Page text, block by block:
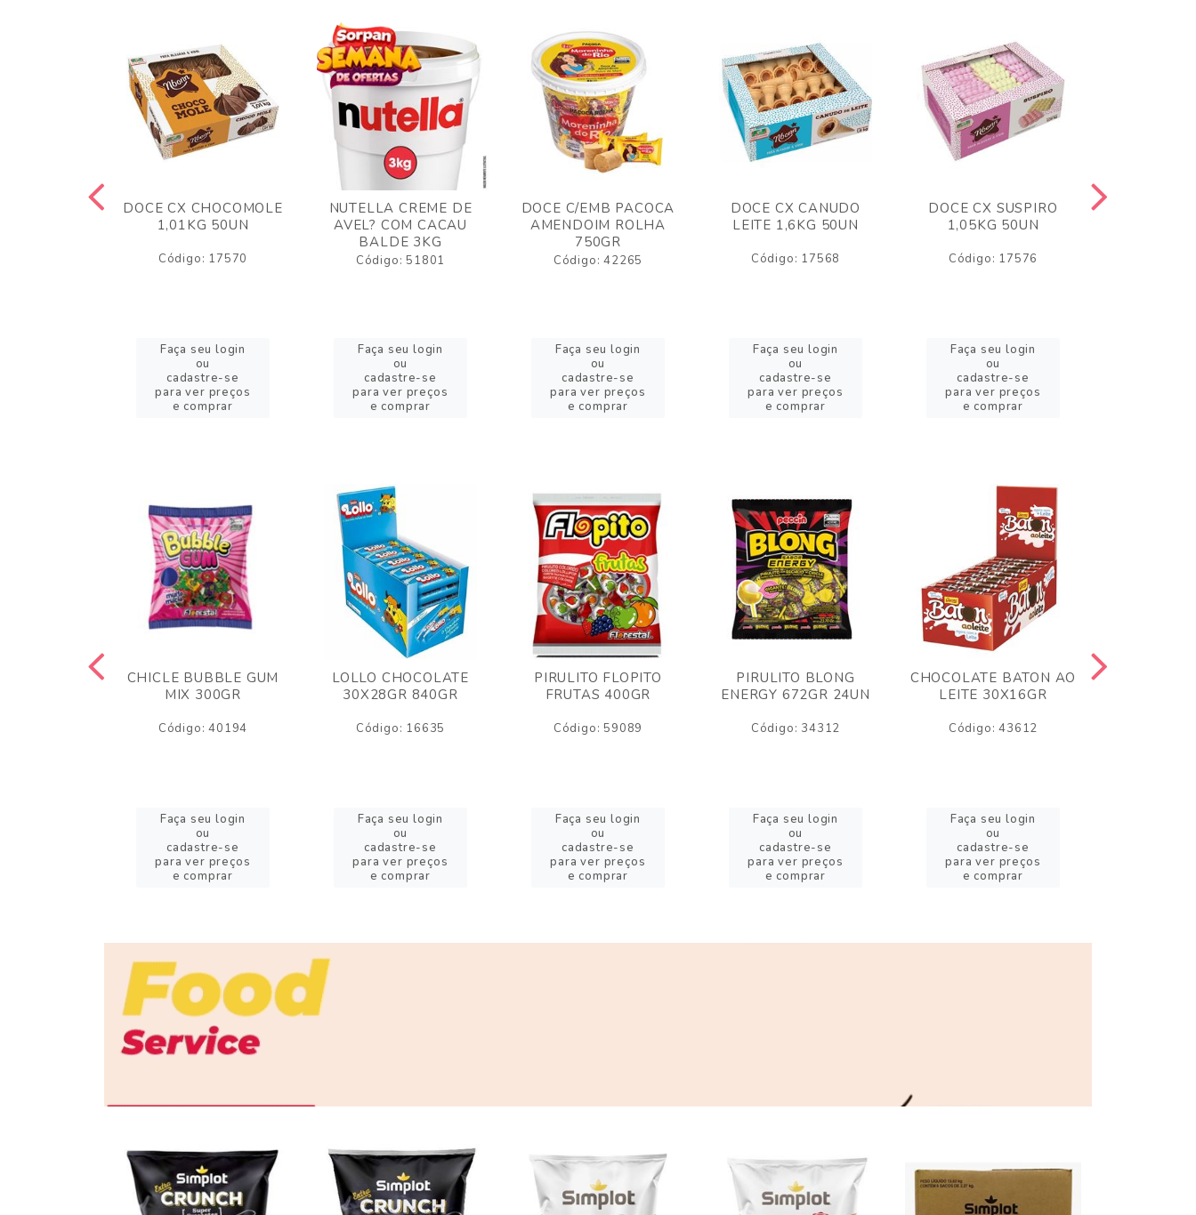
DOCE CX CHOCOMOLE
1,01KG 50UN
Código: 17570
Faça seu login
ou
cadastre-se
para ver preços
e comprar
NUTELLA CREME DE
AVEL? COM CACAU
BALDE 3KG
Código: 51801
Faça seu login
ou
cadastre-se
para ver preços
e comprar
DOCE C/EMB PACOCA
AMENDOIM ROLHA
750GR
Código: 42265
Faça seu login
ou
cadastre-se
para ver preços
e comprar
DOCE CX CANUDO
LEITE 1,6KG 50UN
Código: 17568
Faça seu login
ou
cadastre-se
para ver preços
e comprar
DOCE CX SUSPIRO
1,05KG 50UN
Código: 17576
Faça seu login
ou
cadastre-se
para ver preços
e comprar
CHICLE BUBBLE GUM
MIX 300GR
Código: 40194
Faça seu login
ou
cadastre-se
para ver preços
e comprar
LOLLO CHOCOLATE
30X28GR 840GR
Código: 16635
Faça seu login
ou
cadastre-se
para ver preços
e comprar
PIRULITO FLOPITO
FRUTAS 400GR
Código: 59089
Faça seu login
ou
cadastre-se
para ver preços
e comprar
PIRULITO BLONG
ENERGY 672GR 24UN
Código: 34312
Faça seu login
ou
cadastre-se
para ver preços
e comprar
CHOCOLATE BATON AO
LEITE 30X16GR
Código: 43612
Faça seu login
ou
cadastre-se
para ver preços
e comprar